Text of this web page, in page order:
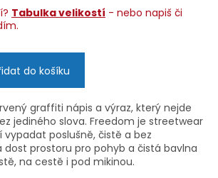
Tabulka velikostí - nebo napiš či
do košíku
graffiti nápis a výraz, který nejde
jediného slova. Freedom je streetwear
poslušně, čistě a bez
dost prostoru pro pohyb a čistá bavlna
na cestě i pod mikinou.